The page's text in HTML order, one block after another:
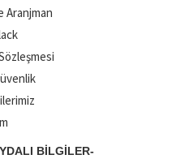
Aranjman
BILGILER-